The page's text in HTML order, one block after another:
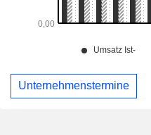
Unternehmenstermine